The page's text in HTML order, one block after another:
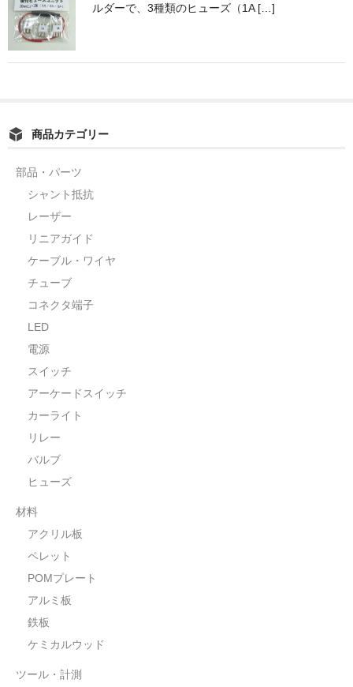
POMプレート
アクリル板
ライト照明
電流電圧計
量り
フットスイッチ
アウトドア・ホビー
車・バイク
実験・電子工作
大工・ガレージ
アウトレット品
ルダーで、3種類のヒューズ（1A […]
商品カテゴリー
部品・パーツ
シャント抵抗
レーザー
リニアガイド
ケーブル・ワイヤ
チューブ
コネクタ端子
LED
電源
スイッチ
アーケードスイッチ
カーライト
リレー
バルブ
ヒューズ
材料
アクリル板
ペレット
POMプレート
アルミ板
鉄板
ケミカルウッド
ツール・計測